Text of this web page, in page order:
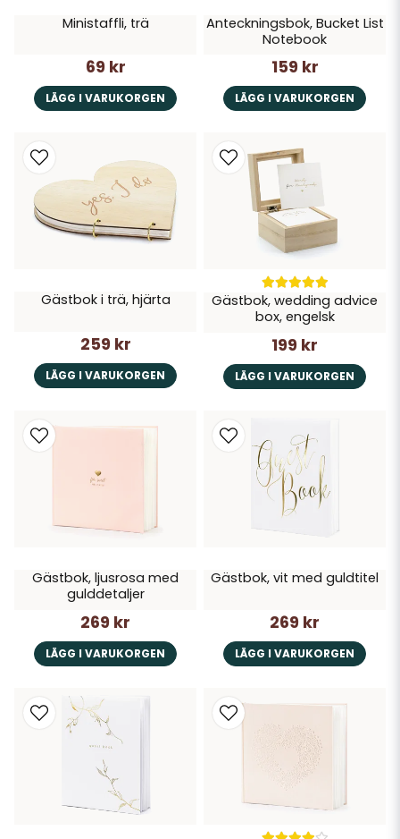
Ministaffli, trä
69 kr
LÄGG I VARUKORGEN
Anteckningsbok, Bucket List
Notebook
159 kr
LÄGG I VARUKORGEN
Gästbok i trä, hjärta
259 kr
LÄGG I VARUKORGEN
Gästbok, wedding advice
box, engelsk
199 kr
LÄGG I VARUKORGEN
Gästbok, ljusrosa med
gulddetaljer
269 kr
LÄGG I VARUKORGEN
Gästbok, vit med guldtitel
269 kr
LÄGG I VARUKORGEN